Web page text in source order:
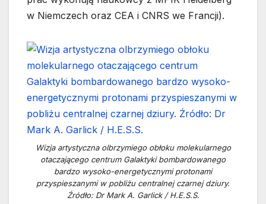
w Niemczech oraz CEA i CNRS we Francji).
Wizja artystyczna olbrzymiego obłoku molekularnego
otaczającego centrum Galaktyki bombardowanego
bardzo wysoko-energetycznymi protonami
przyspieszanymi w pobliżu centralnej czarnej dziury.
Źródło: Dr Mark A. Garlick / H.E.S.S.